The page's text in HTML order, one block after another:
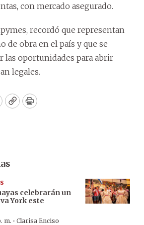
con mercado asegurado.
recordó que representan
de obra en el país y que se
las oportunidades para abrir
legales.
CopyPrint
celebrarán un
York este
m. · Clarisa Enciso